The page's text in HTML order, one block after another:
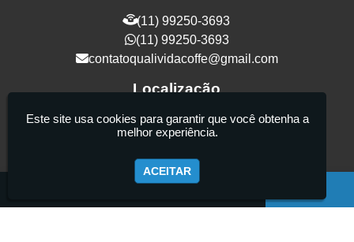
(11) 99250-3693
(11) 99250-3693
contatoqualividacoffe@gmail.com
Localização
Rua Samurais, 27 - Vila Maria Alta - São
Paulo / SP - CEP: 02130-080
Este site usa cookies para garantir que você obtenha a
melhor experiência.
ACEITAR